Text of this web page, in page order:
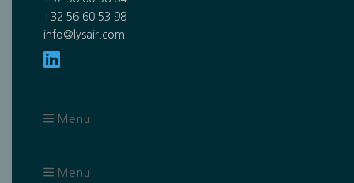
+32 56 60 53 98
info@lysair.com
Menu
Menu